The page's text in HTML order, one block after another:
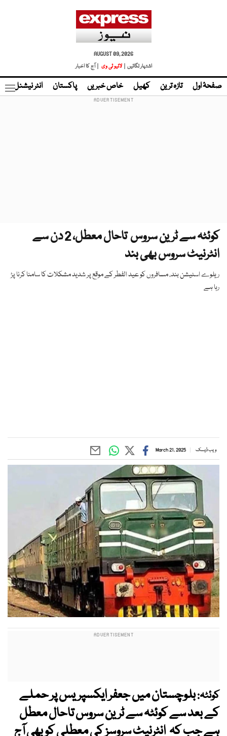
AUGUST 09, 2026
اشتہار لگائیں |
لائیو ٹی وی | آج کا اخبار
صفحۂ اول تازہ ترین کھیل خاص خبریں پاکستان انٹر نیشنل
کوئٹہ سے ٹرین سروس تاحال معطل، 2 دن سے
انٹرنیٹ سروس بھی بند
ریلوے اسٹیشن بند، مسافروں کو عید الفطر کے موقع پر شدید مشکلات کا سامنا کرنا پڑ
رہا ہے
ویب ڈیسک March 21, 2025
کوئٹہ:بلوچستان میں جعفر ایکسپریس پر حملے
کے بعد سے کوئٹہ سے ٹرین سروس تاحال معطل
ہے جب کہ انٹرنیٹ سروسز کی معطلی کو بھی آج